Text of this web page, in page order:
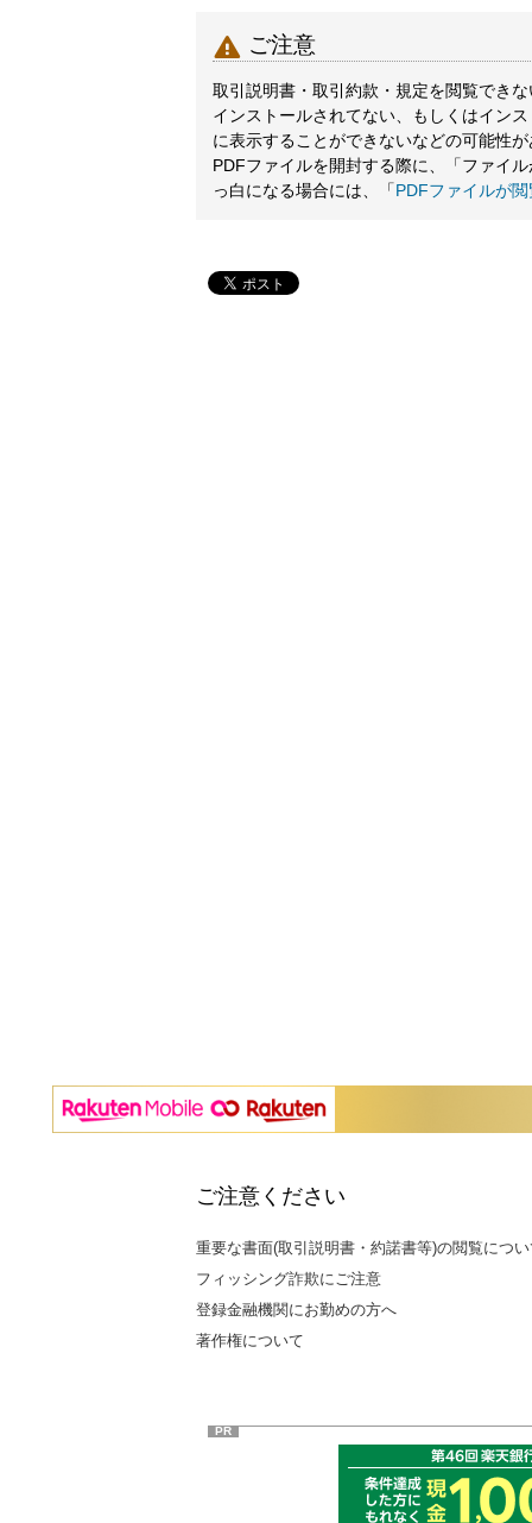
 ご注意
取引説明書・取引約款・規定を閲覧でき
インストールされてない、もしくはイン
に表示することができないなどの可能性
PDFファイルを開封する際に、「ファイ
っ白になる場合には、「PDFファイルが
ご注意ください
重要な書面(取引説明書・約諾書等)の閲覧につ
フィッシング詐欺にご注意
登録金融機関にお勤めの方へ
著作権について
PR